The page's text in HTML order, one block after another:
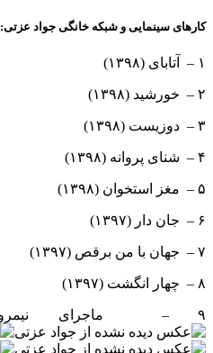
کارهای سینمایی و شبکه خانگی جواد عزتی:
۱ – آتابای (۱۳۹۸)
۲ – خورشید (۱۳۹۸)
۳ – دوزیست (۱۳۹۸)
۴ – شنای پروانه (۱۳۹۸)
۵ – مغز استخوان (۱۳۹۸)
۶ – جان دار (۱۳۹۷)
۷ – جهان با من برقص (۱۳۹۷)
۸ – چهار انگشت (۱۳۹۷)
۹ – ماجرای نیمروز: رد خون (۱۳۹۷)